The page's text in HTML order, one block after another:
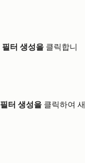
필터 생성을 클릭합니
필터 생성을 클릭하여 새